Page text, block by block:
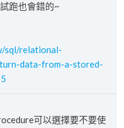
跑也會錯的~
sql/relational-
data-from-a-stored-
可以選擇要不要使